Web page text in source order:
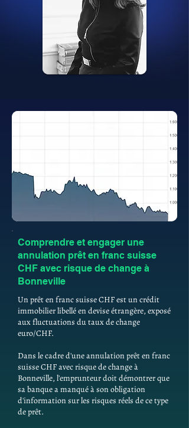
Comprendre et engager une
annulation prêt en franc suisse
CHF avec risque de change à
Bonneville
Un prêt en franc suisse CHF est un crédit
immobilier libellé en devise étrangère, exposé
aux fluctuations du taux de change
euro/CHF.
Dans le cadre d'une annulation prêt en franc
suisse CHF avec risque de change à
Bonneville, l'emprunteur doit démontrer que
sa banque a manqué à son obligation
d'information sur les risques réels de ce type
de prêt.